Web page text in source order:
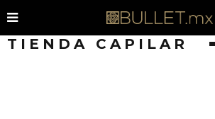
TIENDA CAPILAR